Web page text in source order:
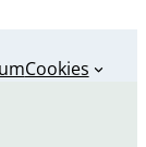
Cookies